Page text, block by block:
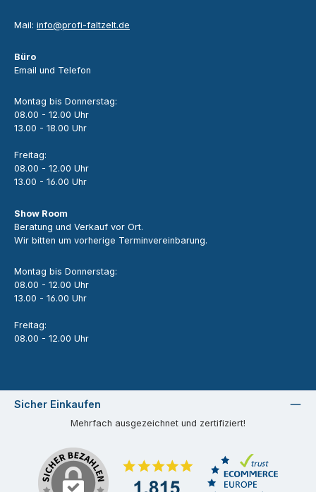
Mail: info@profi-faltzelt.de
Büro
Email und Telefon
Montag bis Donnerstag:
08.00 - 12.00 Uhr
13.00 - 18.00 Uhr
Freitag:
08.00 - 12.00 Uhr
13.00 - 16.00 Uhr
Show Room
Beratung und Verkauf vor Ort.
Wir bitten um vorherige Terminvereinbarung.
Montag bis Donnerstag:
08.00 - 12.00 Uhr
13.00 - 16.00 Uhr
Freitag:
08.00 - 12.00 Uhr
Sicher Einkaufen
Mehrfach ausgezeichnet und zertifiziert!